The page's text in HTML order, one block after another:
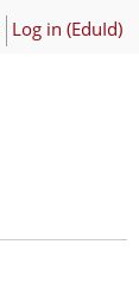
Log in (EduId)